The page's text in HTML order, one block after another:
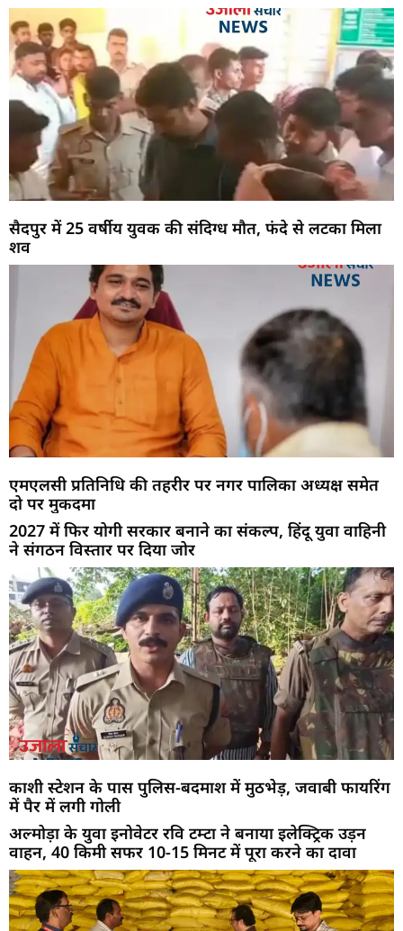
सैदपुर में 25 वर्षीय युवक की संदिग्ध मौत, फंदे से लटका मिला
शव
एमएलसी प्रतिनिधि की तहरीर पर नगर पालिका अध्यक्ष समेत
दो पर मुकदमा
2027 में फिर योगी सरकार बनाने का संकल्प, हिंदू युवा वाहिनी
ने संगठन विस्तार पर दिया जोर
काशी स्टेशन के पास पुलिस-बदमाश में मुठभेड़, जवाबी फायरिंग
में पैर में लगी गोली
अल्मोड़ा के युवा इनोवेटर रवि टम्टा ने बनाया इलेक्ट्रिक उड़न
वाहन, 40 किमी सफर 10-15 मिनट में पूरा करने का दावा